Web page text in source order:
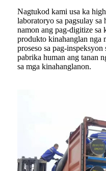
Nagtukod kami usa ka
laboratoryo sa pagsulay
namon ang pag-digitize sa
produkto kinahanglan nga
proseso sa pag-
pabrika human ang tanan
sa mga kinahanglanon.